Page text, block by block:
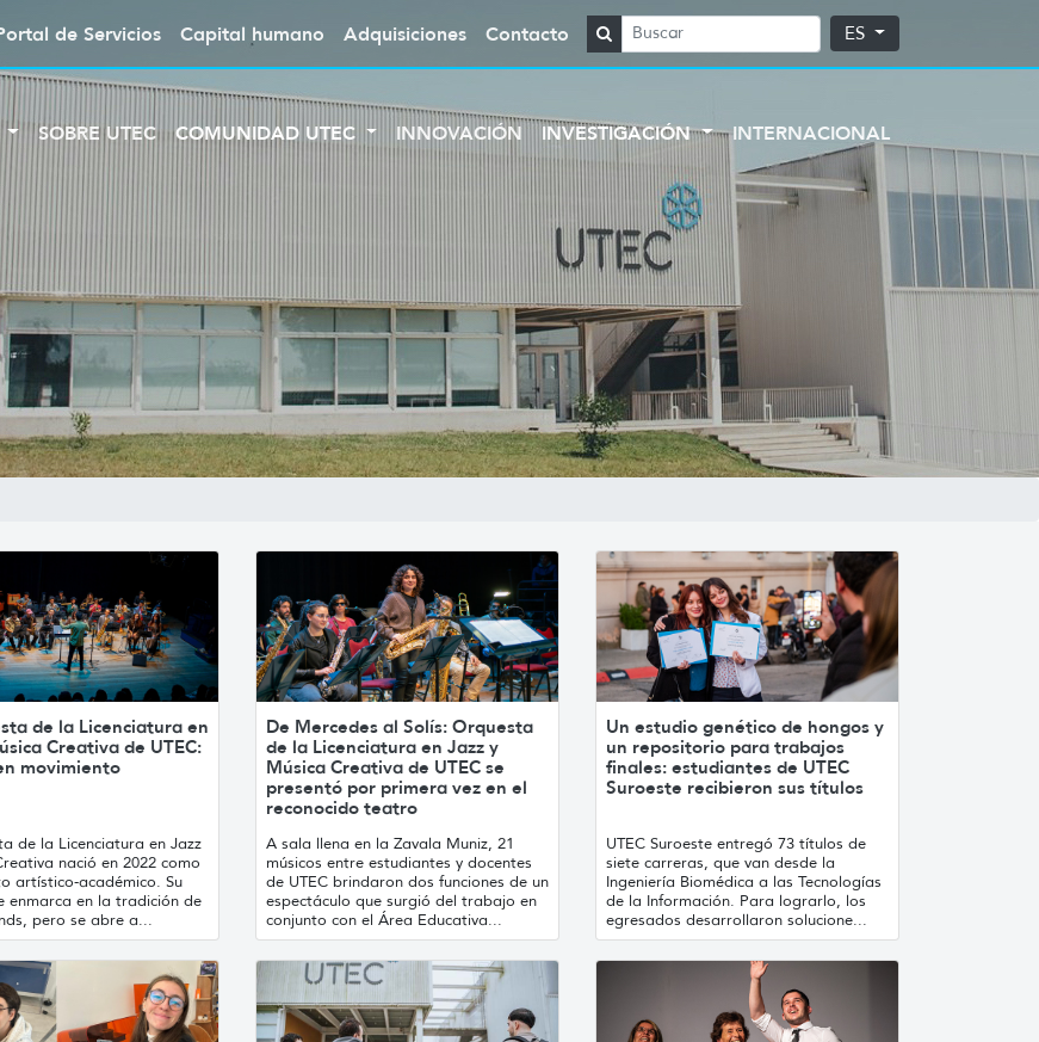
de Servicios Capital humano Adquisiciones Contacto ES
SOBRE UTEC COMUNIDAD UTEC INNOVACIÓN INVESTIGACIÓN INTERNACIONAL
de la Licenciatura en
Creativa de UTEC:
movimiento
de la Licenciatura en Jazz
nació en 2022 como
artístico-académico. Su
enmarca en la tradición de
pero se abre a...
De Mercedes al Solís: Orquesta
de la Licenciatura en Jazz y
Música Creativa de UTEC se
presentó por primera vez en el
reconocido teatro
A sala llena en la Zavala Muniz, 21
músicos entre estudiantes y docentes
de UTEC brindaron dos funciones de un
espectáculo que surgió del trabajo en
conjunto con el Área Educativa...
Un estudio genético de hongos y
un repositorio para trabajos
finales: estudiantes de UTEC
Suroeste recibieron sus títulos
UTEC Suroeste entregó 73 títulos de
siete carreras, que van desde la
Ingeniería Biomédica a las Tecnologías
de la Información. Para lograrlo, los
egresados desarrollaron solucione...